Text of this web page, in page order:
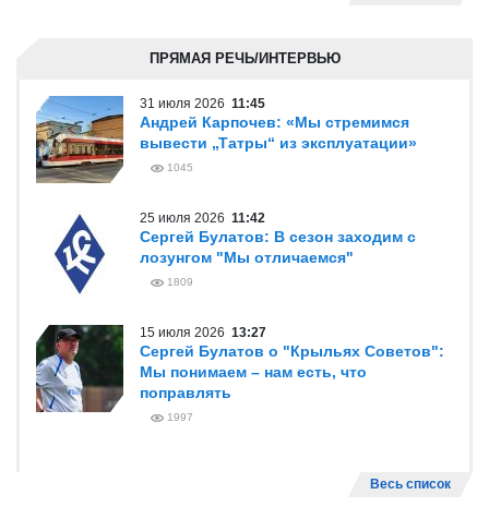
ПРЯМАЯ РЕЧЬ/ИНТЕРВЬЮ
31 июля 2026 11:45
Андрей Карпочев: «Мы стремимся
вывести „Татры“ из эксплуатации»
1045
25 июля 2026 11:42
Сергей Булатов: В сезон заходим с
лозунгом "Мы отличаемся"
1809
15 июля 2026 13:27
Сергей Булатов о "Крыльях Советов":
Мы понимаем – нам есть, что
поправлять
1997
Весь список